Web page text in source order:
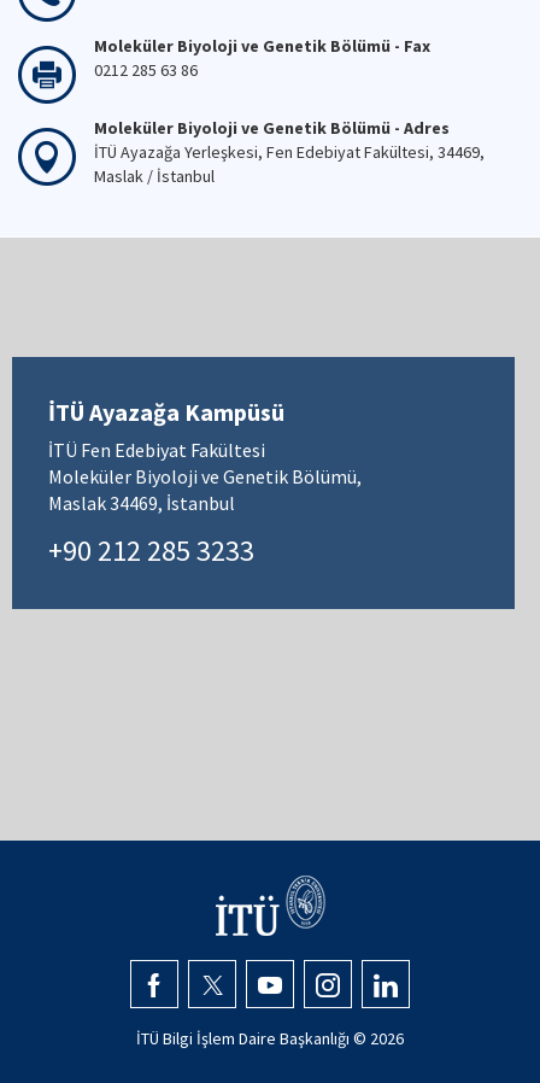
Moleküler Biyoloji ve Genetik Bölümü - Fax
0212 285 63 86
Moleküler Biyoloji ve Genetik Bölümü - Adres
İTÜ Ayazağa Yerleşkesi, Fen Edebiyat Fakültesi, 34469,
Maslak / İstanbul
İTÜ Ayazağa Kampüsü
İTÜ Fen Edebiyat Fakültesi
Moleküler Biyoloji ve Genetik Bölümü,
Maslak 34469, İstanbul
+90 212 285 3233
İTÜ Bilgi İşlem Daire Başkanlığı © 2026